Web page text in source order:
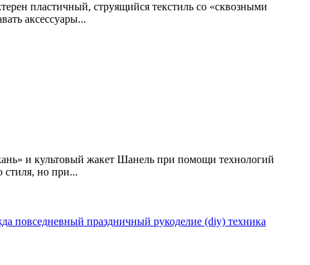
пластичный, струящийся текстиль со «сквозными
аксессуары...
и культовый жакет Шанель при помощи технологий
стиля, но при...
повседневный праздничный рукоделие (diy) техника